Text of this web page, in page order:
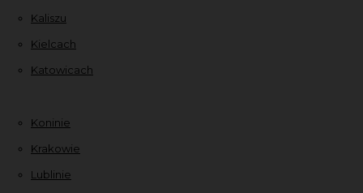
Kaliszu
Kielcach
Katowicach
Koninie
Krakowie
Lublinie